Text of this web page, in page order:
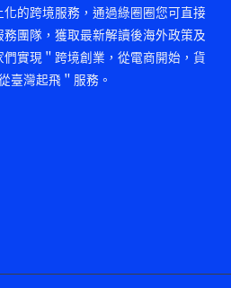
的跨境服務，通過綠圈圈您可直接
團隊，獲取最新解讀後海外政策及
實現＂跨境創業，從電商開始，貨
臺灣起飛＂服務。